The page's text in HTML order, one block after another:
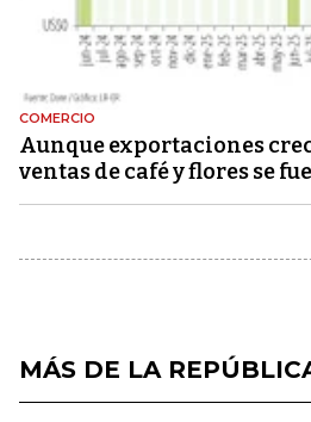
COMERCIO
Aunque exportaciones
ventas de café y flores se
MÁS DE LA